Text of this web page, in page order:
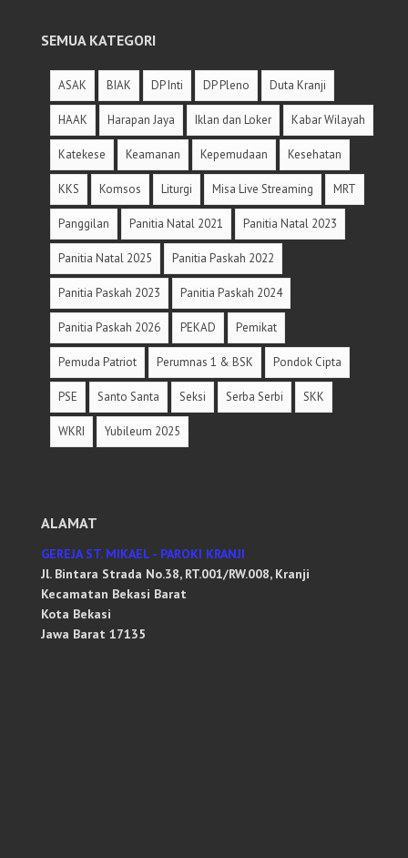
SEMUA KATEGORI
ASAK BIAK DP Inti DP Pleno Duta Kranji
HAAK Harapan Jaya Iklan dan Loker Kabar Wilayah
Katekese Keamanan Kepemudaan Kesehatan
KKS Komsos Liturgi Misa Live Streaming MRT
Panggilan Panitia Natal 2021 Panitia Natal 2023
Panitia Natal 2025 Panitia Paskah 2022
Panitia Paskah 2023 Panitia Paskah 2024
Panitia Paskah 2026 PEKAD Pemikat
Pemuda Patriot Perumnas 1 & BSK Pondok Cipta
PSE Santo Santa Seksi Serba Serbi SKK
WKRI Yubileum 2025
ALAMAT
GEREJA ST. MIKAEL - PAROKI KRANJI
Jl. Bintara Strada No.38, RT.001/RW.008, Kranji
Kecamatan Bekasi Barat
Kota Bekasi
Jawa Barat 17135